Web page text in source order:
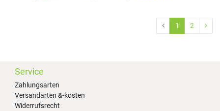
1 2
Service
Zahlungsarten
Versandarten &-kosten
Widerrufsrecht